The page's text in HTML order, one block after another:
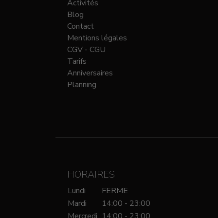
Activités
Blog
Contact
Mentions légales
CGV - CGU
Tarifs
Anniversaires
Planning
HORAIRES
Lundi
FERME
Mardi
14:00 - 23:00